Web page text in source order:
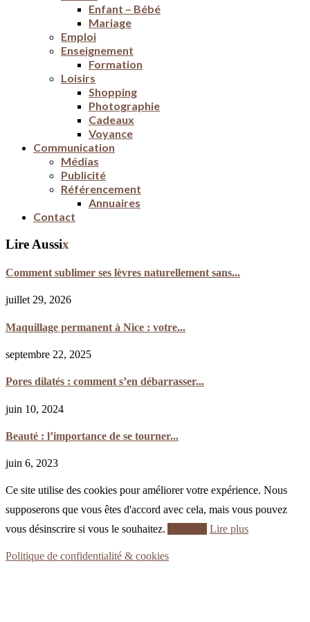
Enfant – Bébé
Mariage
Emploi
Enseignement
Formation
Loisirs
Shopping
Photographie
Cadeaux
Voyance
Communication
Médias
Publicité
Référencement
Annuaires
Contact
Lire Aussix
Comment sublimer ses lèvres naturellement sans...
juillet 29, 2026
Maquillage permanent à Nice : votre...
septembre 22, 2025
Pores dilatés : comment s’en débarrasser...
juin 10, 2024
Beauté : l’importance de se tourner...
juin 6, 2023
Ce site utilise des cookies pour améliorer votre expérience. Nous
supposerons que vous êtes d'accord avec cela, mais vous pouvez
vous désinscrire si vous le souhaitez.
Lire plus
Politique de confidentialité & cookies